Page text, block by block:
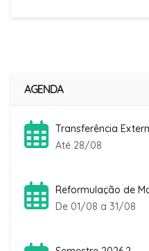
Transferência
Reformulação de